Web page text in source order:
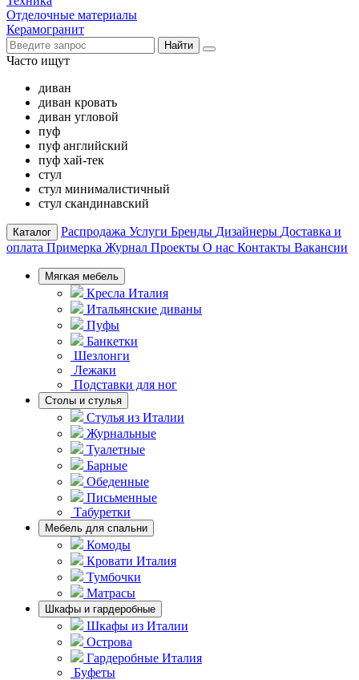
Отделочные материалы
Керамогранит
Найти
Часто ищут
диван
диван кровать
диван угловой
пуф
пуф английский
пуф хай-тек
стул
стул минималистичный
стул скандинавский
Каталог Распродажа Услуги Бренды Дизайнеры Доставка и
оплата Примерка Журнал Проекты О нас Контакты Вакансии
Мягкая мебель
Кресла Италия
Итальянские диваны
Пуфы
Банкетки
Шезлонги
Лежаки
Подставки для ног
Столы и стулья
Стулья из Италии
Журнальные
Туалетные
Барные
Обеденные
Письменные
Табуретки
Мебель для спальни
Комоды
Кровати Италия
Тумбочки
Матрасы
Шкафы и гардеробные
Шкафы из Италии
Острова
Гардеробные Италия
Буфеты